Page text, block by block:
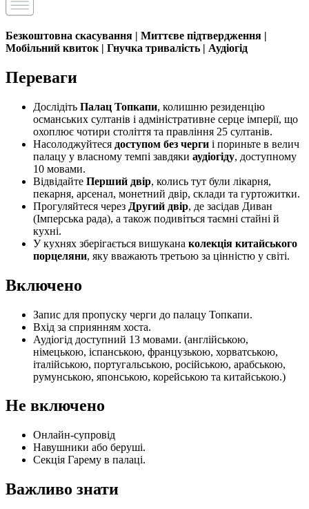
Безкоштовна скасування | Миттєве підтвердження |
Мобільний квиток | Гнучка тривалість | Аудіогід
Переваги
Дослідіть Палац Топкапи, колишню резиденцію
османських султанів і адміністративне серце імперії, що
охоплює чотири століття та правління 25 султанів.
Насолоджуйтеся доступом без черги і пориньте в велич
палацу у власному темпі завдяки аудіогіду, доступному
10 мовами.
Відвідайте Перший двір, колись тут були лікарня,
пекарня, арсенал, монетний двір, склади та гуртожитки.
Прогуляйтеся через Другий двір, де засідав Диван
(Імперська рада), а також подивіться таємні стайні й
кухні.
У кухнях зберігається вишукана колекція китайського
порцеляни, яку вважають третьою за цінністю у світі.
Включено
Запис для пропуску черги до палацу Топкапи.
Вхід за сприянням хоста.
Аудіогід доступний 13 мовами. (англійською,
німецькою, іспанською, французькою, хорватською,
італійською, португальською, російською, арабською,
румунською, японською, корейською та китайською.)
Не включено
Онлайн-супровід
Навушники або беруші.
Секція Гарему в палаці.
Важливо знати